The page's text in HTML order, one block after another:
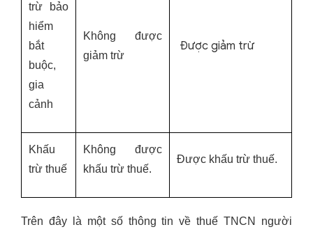
trừ bảo
hiểm
bắt
buộc,
gia
cảnh
Không được
giảm trừ
Được giảm trừ
Khấu
trừ thuế
Không được
khấu trừ thuế.
Được khấu trừ thuế.
Trên đây là một số thông tin về thuế TNCN người